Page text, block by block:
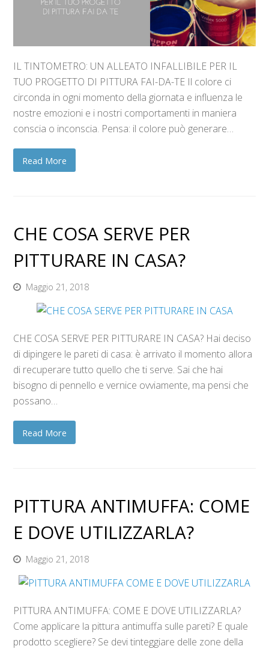
IL TINTOMETRO: UN ALLEATO INFALLIBILE PER IL
TUO PROGETTO DI PITTURA FAI-DA-TE Il colore ci
circonda in ogni momento della giornata e influenza le
nostre emozioni e i nostri comportamenti in maniera
conscia o inconscia. Pensa: il colore può generare…
Read More
CHE COSA SERVE PER
PITTURARE IN CASA?
Maggio 21, 2018
CHE COSA SERVE PER PITTURARE IN CASA? Hai deciso
di dipingere le pareti di casa: è arrivato il momento allora
di recuperare tutto quello che ti serve. Sai che hai
bisogno di pennello e vernice ovviamente, ma pensi che
possano…
Read More
PITTURA ANTIMUFFA: COME
E DOVE UTILIZZARLA?
Maggio 21, 2018
PITTURA ANTIMUFFA: COME E DOVE UTILIZZARLA?
Come applicare la pittura antimuffa sulle pareti? E quale
prodotto scegliere? Se devi tinteggiare delle zone della